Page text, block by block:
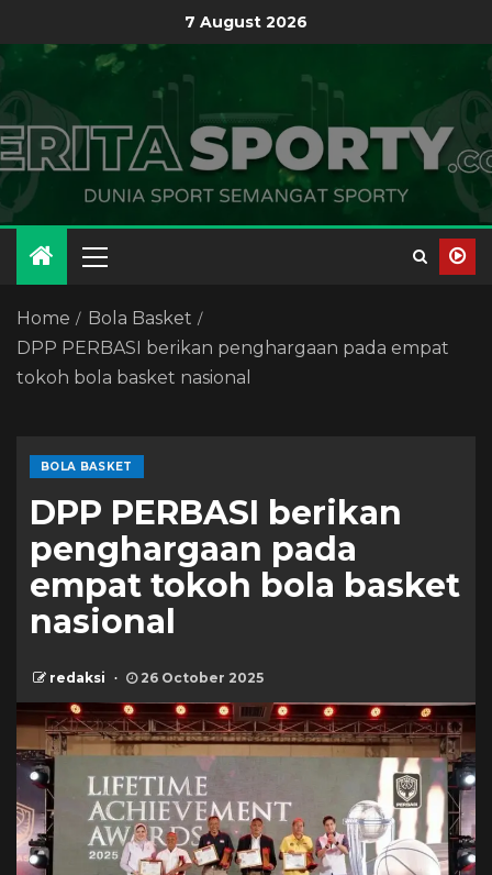
7 August 2026
Home
Bola Basket
DPP PERBASI berikan penghargaan pada empat
tokoh bola basket nasional
BOLA BASKET
DPP PERBASI berikan
penghargaan pada
empat tokoh bola basket
nasional
redaksi 26 October 2025